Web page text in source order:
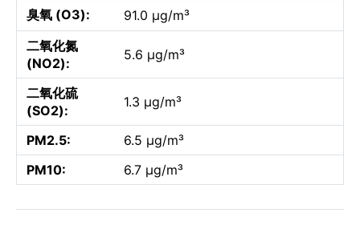
臭氧 (O3):
91.0 µg/m³
二氧化氮
(NO2):
5.6 µg/m³
二氧化硫
(SO2):
1.3 µg/m³
PM2.5:
6.5 µg/m³
PM10:
6.7 µg/m³